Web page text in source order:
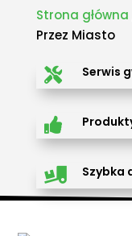
Strona główna
Przez Miasto
 Serwis

 Szybka